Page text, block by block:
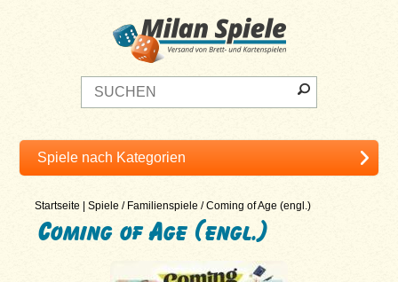
Startseite |Spiele / Familienspiele /Coming of Age (engl.)
Coming of Age (engl.)